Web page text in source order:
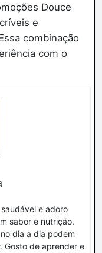
Douce
e
combinação
com o
e adoro
sabor e nutrição.
dia a dia podem
Gosto de aprender e